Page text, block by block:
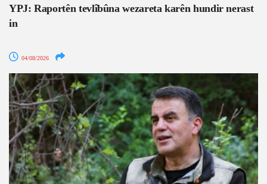
YPJ: Raportên tevlîbûna wezareta karên hundir nerast
in
04/08/2026